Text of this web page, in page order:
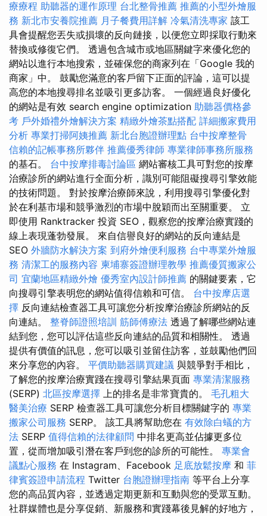
療療程 助聽器的運作原理 台北整骨推薦 推薦的小型外燴服
務 新北市安養院推薦 月子餐費用詳解 冷氣清洗專家 該工
具會提醒您丟失或損壞的反向鏈接，以便您立即採取行動來
替換或修復它們。 透過包含城市或地區關鍵字來優化您的
網站以進行本地搜索，並確保您的商家列在「Google 我的
商家」中。 鼓勵您滿意的客戶留下正面的評論，這可以提
高您的本地搜尋排名並吸引更多訪客。 一個經過良好優化
的網站是有效 search engine optimization 助聽器價格參
考 戶外婚禮外燴解決方案 精緻外燴茶點搭配 詳細搬家費用
分析 專業打掃阿姨推薦 新北台胞證辦理點 台中按摩整骨
信賴的記帳事務所夥伴 推薦優秀律師 專業律師事務所服務
的基石。 台中按摩排毒討論區 網站審核工具可對您的按摩
治療診所的網站進行全面分析，識別可能阻礙搜尋引擎效能
的技術問題。 對於按摩治療師來說，利用搜尋引擎優化對
於在利基市場和競爭激烈的市場中脫穎而出至關重要。 立
即使用 Ranktracker 投資 SEO，觀察您的按摩治療實踐的
線上表現蓬勃發展。 來自信譽良好的網站的反向連結是
SEO 外牆防水解決方案 到府外燴便利服務 台中專業外燴服
務 清潔工的服務內容 柬埔寨簽證辦理教學 推薦優質搬家公
司 宜蘭地區精緻外燴 優秀室內設計師推薦 的關鍵要素，它
向搜尋引擎表明您的網站值得信賴和可信。 台中按摩店選
擇 反向連結檢查器工具可讓您分析按摩治療診所網站的反
向連結。 整脊師證照培訓 筋師傅療法 透過了解哪些網站連
結到您，您可以評估這些反向連結的品質和相關性。 透過
提供有價值的訊息，您可以吸引並留住訪客，並鼓勵他們回
來分享您的內容。 平價助聽器購買建議 與競爭對手相比，
了解您的按摩治療實踐在搜尋引擎結果頁面 專業清潔服務
(SERP) 北區按摩選擇 上的排名是非常寶貴的。 毛孔粗大
醫美治療 SERP 檢查器工具可讓您分析目標關鍵字的 專業
搬家公司服務 SERP。 該工具將幫助您在 有效除白蟻的方
法 SERP 值得信賴的法律顧問 中排名更高並佔據更多位
置，從而增加吸引潛在客戶到您的診所的可能性。 專業會
議點心服務 在 Instagram、Facebook 足底放鬆按摩 和 菲
律賓簽證申請流程 Twitter 台胞證辦理指南 等平台上分享
您的高品質內容，並透過定期更新和互動與您的受眾互動。
社群媒體也是分享促銷、新服務和實踐幕後見解的好地方，